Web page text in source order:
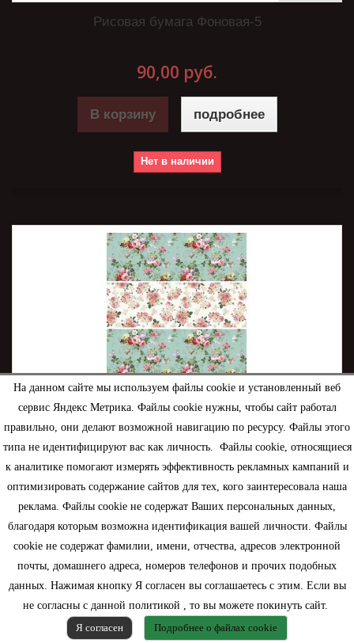
На данном сайте мы используем файлы cookie и установленный веб
сервис Яндекс Метрика. Файлы cookie нужны, чтобы сайт работал
правильно, они делают возможной навигацию по ресурсу. Файлы этого
типа не идентифицируют вас как личность. Файлы cookie, относящиеся
к аналитике помогают измерять эффективность рекламных кампаний и
оптимизировать содержание сайтов для тех, кого заинтересовала наша
реклама. Файлы cookie не содержат Ваших персональных данных,
благодаря которым возможна идентификация вашей личности. Файлы
cookie не содержат фамилии, имени, отчества, адресов электронной
почты, домашнего адреса, номеров телефонов и прочих подобных
данных. Нажимая кнопку Я согласен вы соглашаетесь с этим. Если вы
не согласны с данной политикой , то вы можете покинуть сайт.
Я согласен
Подробнее о файлах cookie
Рисовая бумага Фоновая-5
90,00 руб.
В корзину подробнее
Нет в наличии
Рисовая бумага Шебби полосочки
90,00 руб.
В корзину подробнее